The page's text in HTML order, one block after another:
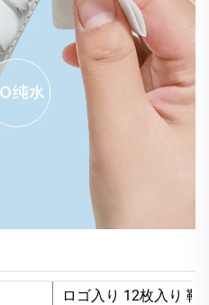
ロゴ入り 12枚入り 靴